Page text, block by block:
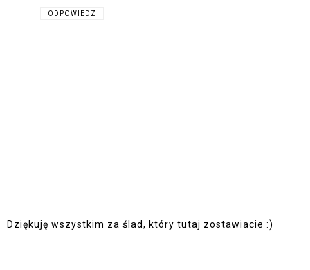
ODPOWIEDZ
Dziękuję wszystkim za ślad, który tutaj zostawiacie :)